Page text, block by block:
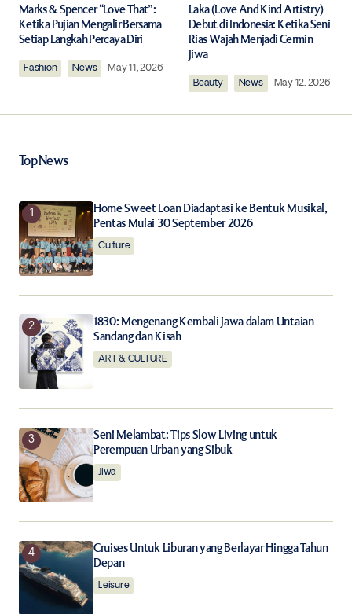
Required fields are marked*
Your Name
Your E-mail
Save my name, email, and website in this browser for
the next time I comment.
Notify me of new posts by email.
Submit Comment
Marks & Spencer “Love That”:
Ketika Pujian Mengalir Bersama
Setiap Langkah Percaya Diri
Fashion News May 11, 2026
Laka (Love And Kind Artistry)
Debut di Indonesia: Ketika Seni
Rias Wajah Menjadi Cermin
Jiwa
Beauty News May 12, 2026
Top News
Home Sweet Loan Diadaptasi ke Bentuk Musikal,
Pentas Mulai 30 September 2026
Culture
1830: Mengenang Kembali Jawa dalam Untaian
Sandang dan Kisah
ART & CULTURE
Seni Melambat: Tips Slow Living untuk
Perempuan Urban yang Sibuk
Jiwa
Cruises Untuk Liburan yang Berlayar Hingga Tahun
Depan
Leisure